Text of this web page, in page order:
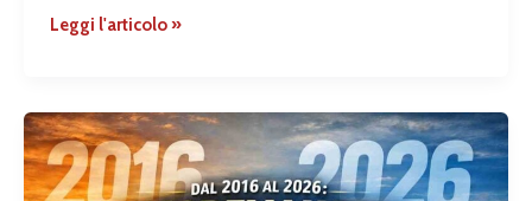
Leggi l'articolo »
Dal
2016
al